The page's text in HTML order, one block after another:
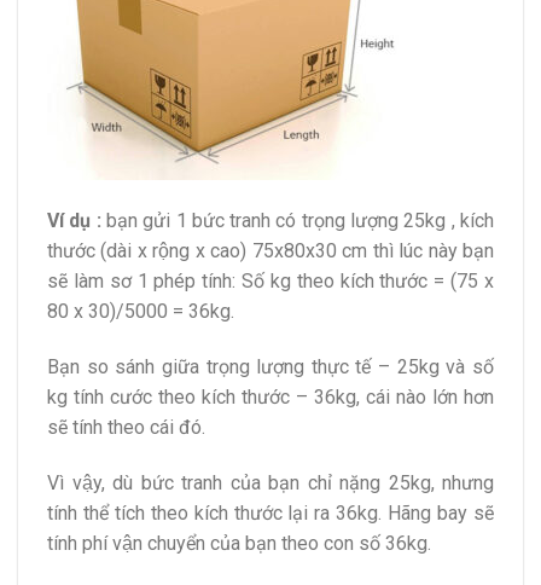
Ví dụ : bạn gửi 1 bức tranh có trọng lượng 25kg , kích
thước (dài x rộng x cao) 75x80x30 cm thì lúc này bạn
sẽ làm sơ 1 phép tính: Số kg theo kích thước = (75 x
80 x 30)/5000 = 36kg.
Bạn so sánh giữa trọng lượng thực tế – 25kg và số
kg tính cước theo kích thước – 36kg, cái nào lớn hơn
sẽ tính theo cái đó.
Vì vậy, dù bức tranh của bạn chỉ nặng 25kg, nhưng
tính thể tích theo kích thước lại ra 36kg. Hãng bay sẽ
tính phí vận chuyển của bạn theo con số 36kg.